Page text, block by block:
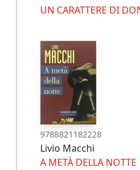
UN CARATTERE DI
9788821182228
Livio Macchi
A METÀ DELLA NOTTE